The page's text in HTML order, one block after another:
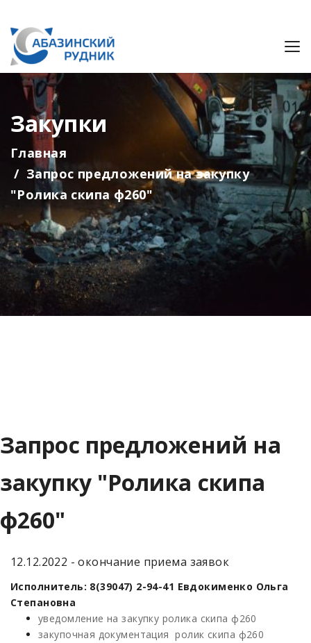
Закупки
Главная
Запрос предложений на закупку
"Ролика скипа ф260"
Запрос предложений на
закупку "Ролика скипа
ф260"
12.12.2022 - окончание приема заявок
Исполнитель: 8(39047) 2-94-41 Евдокименко Ольга
Степановна
уведомление на закупку ролика скипа ф260
закупочная документация ролик скипа ф260